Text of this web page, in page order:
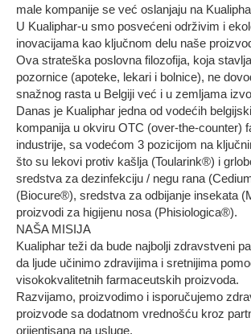
male kompanije se već oslanjaju na
U Kualiphar-u smo posvećeni održivim i
inovacijama kao ključnom delu naše
Ova strateška poslovna filozofija, koja
pozornice (apoteke, lekari i bolnice), ne
snažnog rasta u Belgiji već i u zemljama
Danas je Kualiphar jedna od vodećih
kompanija u okviru OTC (over-the-counter)
industrije, sa vodećom 3 pozicijom na
što su lekovi protiv kašlja (Toularink®) i
sredstva za dezinfekciju / negu rana
(Biocure®), sredstva za odbijanje insekata
proizvodi za higijenu nosa (Phisiologica®).
NAŠA MISIJA
Kualiphar teži da bude najbolji zdravstveni
da ljude učinimo zdravijima i sretnijima
visokokvalitetnih farmaceutskih proizvoda.
Razvijamo, proizvodimo i isporučujemo
proizvode sa dodatnom vrednošću kroz
orijentisana na usluge.